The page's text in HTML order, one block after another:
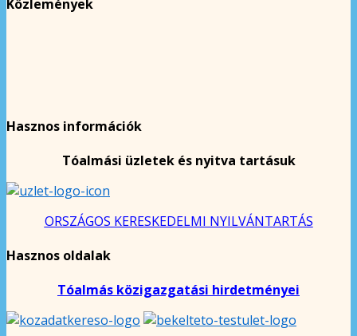
Közlemények
Hasznos információk
Tóalmási üzletek és nyitva tartásuk
ORSZÁGOS KERESKEDELMI NYILVÁNTARTÁS
Hasznos oldalak
Tóalmás közigazgatási hirdetményei